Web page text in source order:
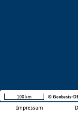
Impressum
100 km © Geobasis-